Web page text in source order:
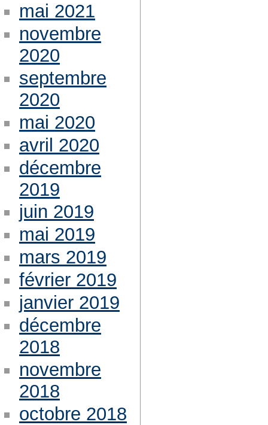
mai 2021
novembre
2020
septembre
2020
mai 2020
avril 2020
décembre
2019
juin 2019
mai 2019
mars 2019
février 2019
janvier 2019
décembre
2018
novembre
2018
octobre 2018